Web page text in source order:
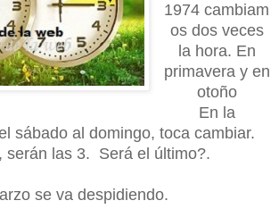
1974 cambiam
os dos veces
la hora. En
primavera y en
otoño
En la
sábado al domingo, toca cambiar.
las 3. Será el último?.
se va despidiendo.